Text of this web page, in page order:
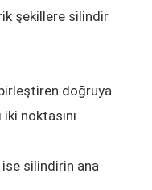
şekillere silindir
doğruya
iki noktasını
silindirin ana